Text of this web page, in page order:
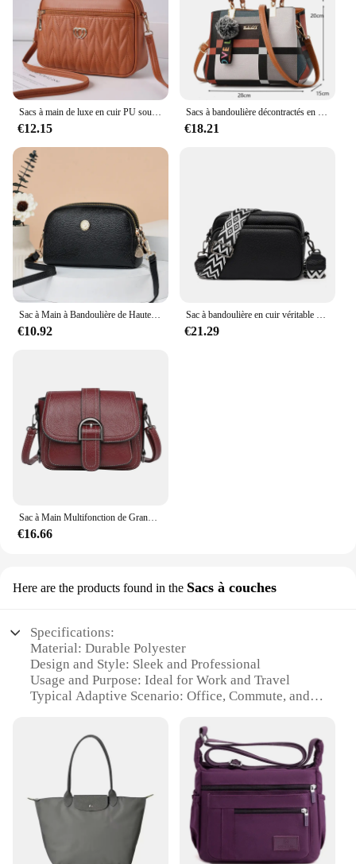
Sacs à main de luxe en cuir PU souple pour femmes, sacs à bandoulière initiés, sacs à main de créateurs, haute qualité, 2024
€12.15
Sacs à bandoulière décontractés en cuir PU pour femmes, sac à main fourre-tout de luxe pour dames, grande capacité, sac initié au voyage
€18.21
Sac à Main à Bandoulière de Haute Qualité pour Femme, Design de Luxe, à Coque Imprimée, Fourre-Tout, Nouvelle Collection Été
€10.92
Sac à bandoulière en cuir véritable pour femme, 100% cuir véritable, sacs initiés, sac à main de créateur de luxe, sac messager solide, sac fourre-tout pour femme, 2023
€21.29
Sac à Main Multifonction de Grande Capacité pour Femme, à la Mode
€16.66
Here are the products found in the Sacs à couches
Specifications:
Material: Durable Polyester
Design and Style: Sleek and Professional
Usage and Purpose: Ideal for Work and Travel
Typical Adaptive Scenario: Office, Commute, and
Shape or Size or Weight or Quantity: Spacious and
Lightweight
Performance and Property: Stain-Resistant and Easy
to Clean
Features:
**Optimized for Professional and Maternal
Needs**
The sac femme travail is a versatile and practical